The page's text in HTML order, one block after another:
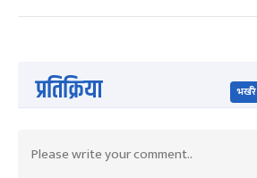
प्रतिक्रिया भर्खरै